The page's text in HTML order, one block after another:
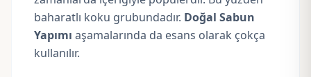
baharatlı koku grubundadır. Doğal Sabun
Yapımı aşamalarında da esans olarak çokça
kullanılır.